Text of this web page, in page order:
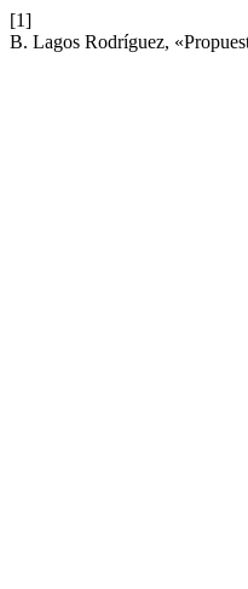
[1]
B. Lagos Rodríguez,